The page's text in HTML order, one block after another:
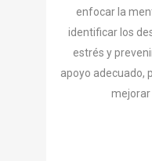
enfocar la
identificar los
estrés y
apoyo adecuado,
mejorar